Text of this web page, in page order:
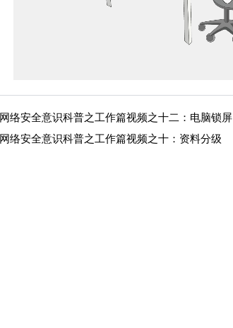
网络安全意识科普之工作篇视频之十二：电脑锁屏
网络安全意识科普之工作篇视频之十：资料分级